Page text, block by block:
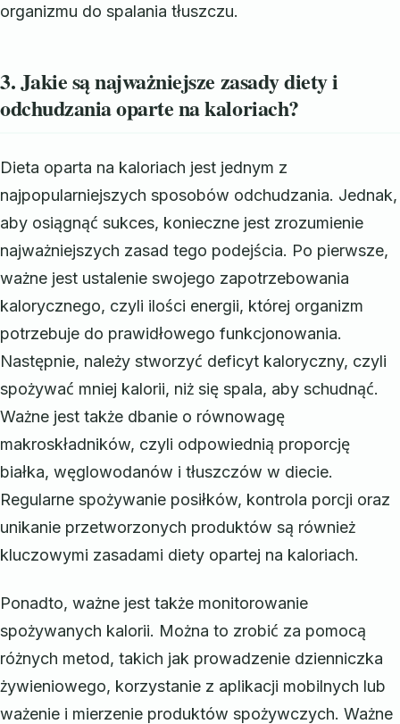
organizmu do spalania tłuszczu.
3. Jakie są najważniejsze zasady diety i
odchudzania oparte na kaloriach?
Dieta oparta na kaloriach jest jednym z
najpopularniejszych sposobów odchudzania. Jednak,
aby osiągnąć sukces, konieczne jest zrozumienie
najważniejszych zasad tego podejścia. Po pierwsze,
ważne jest ustalenie swojego zapotrzebowania
kalorycznego, czyli ilości energii, której organizm
potrzebuje do prawidłowego funkcjonowania.
Następnie, należy stworzyć deficyt kaloryczny, czyli
spożywać mniej kalorii, niż się spala, aby schudnąć.
Ważne jest także dbanie o równowagę
makroskładników, czyli odpowiednią proporcję
białka, węglowodanów i tłuszczów w diecie.
Regularne spożywanie posiłków, kontrola porcji oraz
unikanie przetworzonych produktów są również
kluczowymi zasadami diety opartej na kaloriach.
Ponadto, ważne jest także monitorowanie
spożywanych kalorii. Można to zrobić za pomocą
różnych metod, takich jak prowadzenie dzienniczka
żywieniowego, korzystanie z aplikacji mobilnych lub
ważenie i mierzenie produktów spożywczych. Ważne